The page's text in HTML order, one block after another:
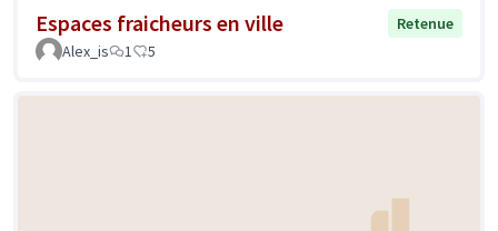
Espaces fraicheurs en ville
Retenue
Alex_is
1 5